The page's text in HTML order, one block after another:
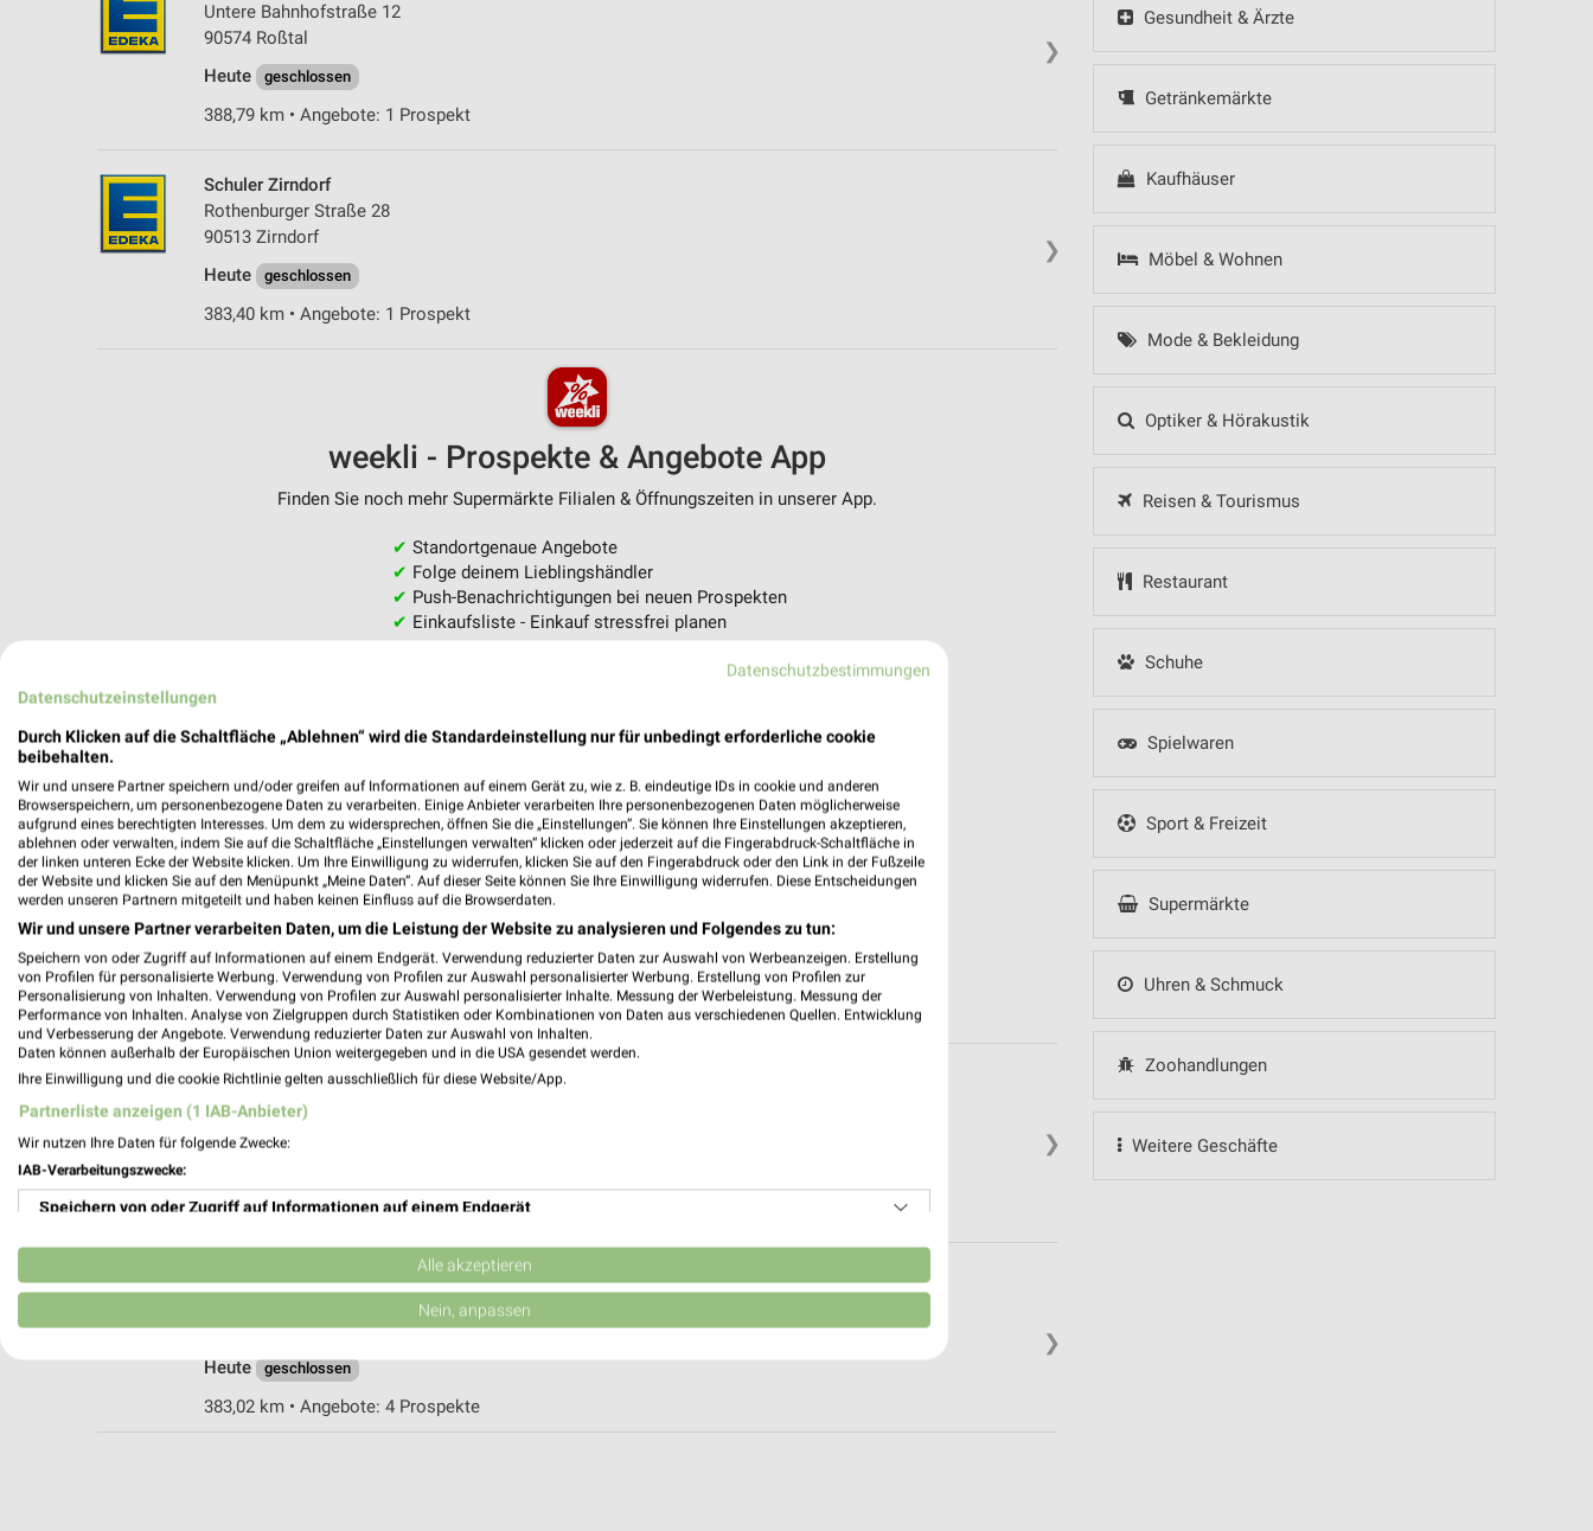
Gesundheit & Ärzte
Getränkemärkte
Kaufhäuser
Möbel & Wohnen
Mode & Bekleidung
Optiker & Hörakustik
Reisen & Tourismus
Restaurant
Schuhe
Spielwaren
Sport & Freizeit
Supermärkte
Uhren & Schmuck
Zoohandlungen
Weitere Geschäfte
❯
Untere Bahnhofstraße 12
90574 Roßtal
Heute
geschlossen
388,79 km • Angebote: 1 Prospekt
❯
Schuler Zirndorf
Rothenburger Straße 28
90513 Zirndorf
Heute
geschlossen
383,40 km • Angebote: 1 Prospekt
weekli - Prospekte & Angebote App
Finden Sie noch mehr Supermärkte Filialen & Öffnungszeiten in unserer App.
✔ Standortgenaue Angebote
✔ Folge deinem Lieblingshändler
✔ Push-Benachrichtigungen bei neuen Prospekten
✔ Einkaufsliste - Einkauf stressfrei planen
Nutze weekli auch mobil – App jetzt laden oder QR-Code scannen.
❯
REWE Zirndorf
Albert-Einstein-Straße 25
382,61 km • Angebote: 1 Prospekt
❯
Kaufland Oberasbach
90522 Oberasbach
Heute
geschlossen
383,02 km • Angebote: 4 Prospekte
Datenschutzbestimmungen
Datenschutzeinstellungen
Durch Klicken auf die Schaltfläche „Ablehnen“ wird die Standardeinstellung nur für unbedingt erforderliche cookie
beibehalten.
Wir und unsere Partner speichern und/oder greifen auf Informationen auf einem Gerät zu, wie z. B. eindeutige IDs in cookie und anderen
Browserspeichern, um personenbezogene Daten zu verarbeiten. Einige Anbieter verarbeiten Ihre personenbezogenen Daten möglicherweise
aufgrund eines berechtigten Interesses. Um dem zu widersprechen, öffnen Sie die „Einstellungen“. Sie können Ihre Einstellungen akzeptieren,
ablehnen oder verwalten, indem Sie auf die Schaltfläche „Einstellungen verwalten“ klicken oder jederzeit auf die Fingerabdruck-Schaltfläche in
der linken unteren Ecke der Website klicken. Um Ihre Einwilligung zu widerrufen, klicken Sie auf den Fingerabdruck oder den Link in der Fußzeile
der Website und klicken Sie auf den Menüpunkt „Meine Daten“. Auf dieser Seite können Sie Ihre Einwilligung widerrufen. Diese Entscheidungen
werden unseren Partnern mitgeteilt und haben keinen Einfluss auf die Browserdaten.
Wir und unsere Partner verarbeiten Daten, um die Leistung der Website zu analysieren und Folgendes zu tun:
Speichern von oder Zugriff auf Informationen auf einem Endgerät. Verwendung reduzierter Daten zur Auswahl von Werbeanzeigen. Erstellung
von Profilen für personalisierte Werbung. Verwendung von Profilen zur Auswahl personalisierter Werbung. Erstellung von Profilen zur
Personalisierung von Inhalten. Verwendung von Profilen zur Auswahl personalisierter Inhalte. Messung der Werbeleistung. Messung der
Performance von Inhalten. Analyse von Zielgruppen durch Statistiken oder Kombinationen von Daten aus verschiedenen Quellen. Entwicklung
und Verbesserung der Angebote. Verwendung reduzierter Daten zur Auswahl von Inhalten.
Daten können außerhalb der Europäischen Union weitergegeben und in die USA gesendet werden.
Ihre Einwilligung und die cookie Richtlinie gelten ausschließlich für diese Website/App.
Partnerliste anzeigen (1 IAB-Anbieter)
Wir nutzen Ihre Daten für folgende Zwecke:
IAB-Verarbeitungszwecke:
Speichern von oder Zugriff auf Informationen auf einem Endgerät
Verwendung reduzierter Daten zur Auswahl von Werbeanzeigen
Erstellung von Profilen für personalisierte Werbung
Erstellung von Profilen zur Personalisierung von Inhalten
Alle akzeptieren
Nein, anpassen